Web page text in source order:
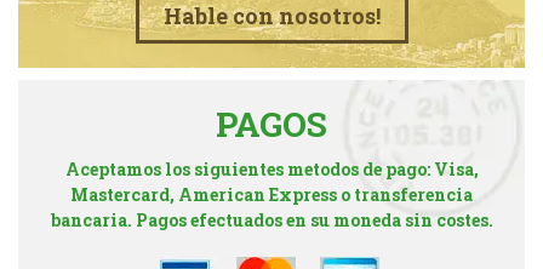
Hable con nosotros!
PAGOS
Aceptamos los siguientes metodos de pago: Visa,
Mastercard, American Express o transferencia
bancaria. Pagos efectuados en su moneda sin costes.